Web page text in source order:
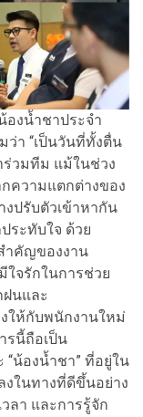
งน้ำชาประจำ
ว่า “เป็นวันที่ทั้งตื่น
วมทีม แม้ในช่วง
กความแตกต่างของ
งปรับตัวเข้าหากัน
ระทับใจ ด้วย
ำคัญของงาน
จรักในการช่วย
นและ
ให้กับพนักงานใหม่
รนี้ถือเป็น
น้องน้ำชา” ที่อยู่ใน
งในทางที่ดีขึ้นอย่าง
ลา และการรู้จัก